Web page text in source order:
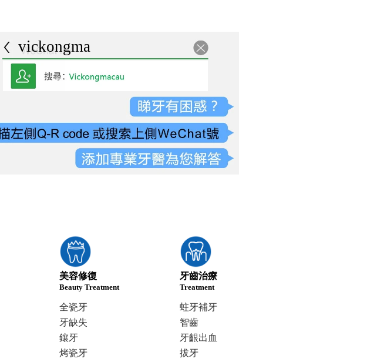
vickongmacau
美容修復
Beauty Treatment
全瓷牙
牙缺失
鑲牙
烤瓷牙
牙齒治療
Treatment
蛀牙補牙
智齒
牙齦出血
拔牙